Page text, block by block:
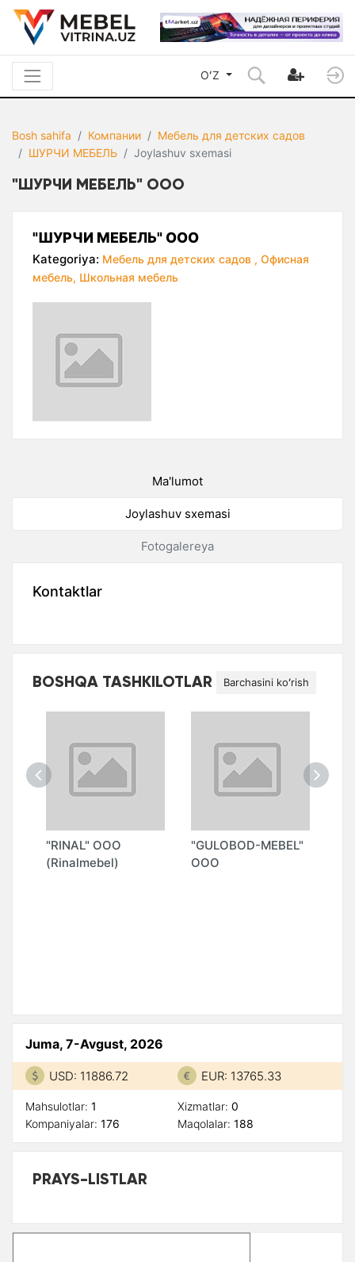
OʻZ
Bosh sahifa Компании
Мебель для детских садов
ШУРЧИ МЕБЕЛЬ
Joylashuv sxemasi
"ШУРЧИ МЕБЕЛЬ" ООО
"ШУРЧИ МЕБЕЛЬ" ООО
Kategoriya: Мебель для детских садов , Офисная
мебель, Школьная мебель
Ma'lumot
Joylashuv sxemasi
Fotogalereya
Kontaktlar
BOSHQA TASHKILOTLAR Barchasini koʻrish
"RINAL" ООО
(Rinalmebel)
"GULOBOD-MEBEL"
ООО
Juma, 7-Avgust, 2026
USD: 11886.72 EUR: 13765.33
Mahsulotlar: 1
Kompaniyalar: 176
Xizmatlar: 0
Maqolalar: 188
PRAYS-LISTLAR